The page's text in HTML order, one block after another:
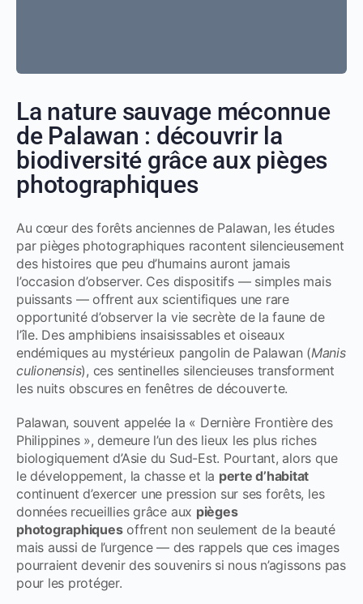
La nature sauvage méconnue
de Palawan : découvrir la
biodiversité grâce aux pièges
photographiques
Au cœur des forêts anciennes de Palawan, les études
par pièges photographiques racontent silencieusement
des histoires que peu d’humains auront jamais
l’occasion d’observer. Ces dispositifs — simples mais
puissants — offrent aux scientifiques une rare
opportunité d’observer la vie secrète de la faune de
l’île. Des amphibiens insaisissables et oiseaux
endémiques au mystérieux pangolin de Palawan (Manis
culionensis), ces sentinelles silencieuses transforment
les nuits obscures en fenêtres de découverte.
Palawan, souvent appelée la « Dernière Frontière des
Philippines », demeure l’un des lieux les plus riches
biologiquement d’Asie du Sud-Est. Pourtant, alors que
le développement, la chasse et la perte d’habitat
continuent d’exercer une pression sur ses forêts, les
données recueillies grâce aux pièges
photographiquesoffrent non seulement de la beauté
mais aussi de l’urgence — des rappels que ces images
pourraient devenir des souvenirs si nous n’agissons pas
pour les protéger.